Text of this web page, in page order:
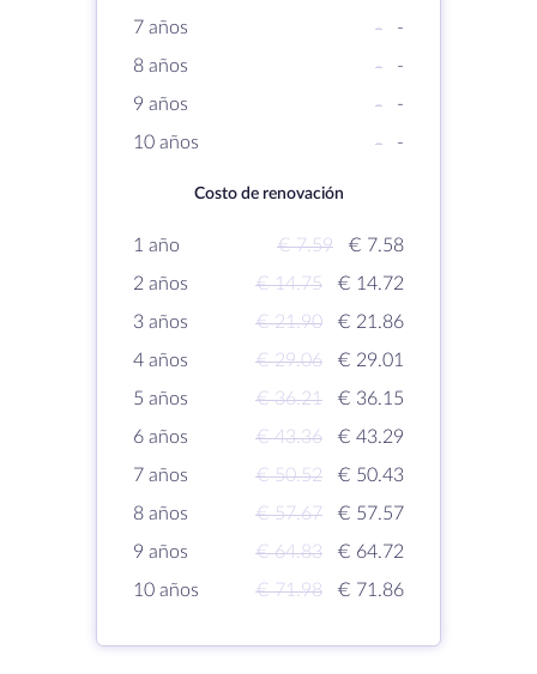
7 años
-
-
8 años
-
-
9 años
-
-
10 años
- -
Costo de renovación
1 año € 7.59
€ 7.58
2 años
€ 14.75
€ 14.72
3 años
€ 21.90
€ 21.86
4 años
€ 29.06
€ 29.01
5 años
€ 36.21
€ 36.15
6 años
€ 43.36
€ 43.29
7 años
€ 50.52
€ 50.43
8 años
€ 57.67
€ 57.57
9 años
€ 64.83
€ 64.72
10 años
€ 71.98 € 71.86